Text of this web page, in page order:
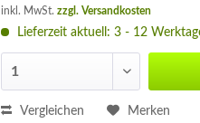
inkl. MwSt.zzgl. Versandkosten
Lieferzeit aktuell: 3 - 12
Vergleichen Merken